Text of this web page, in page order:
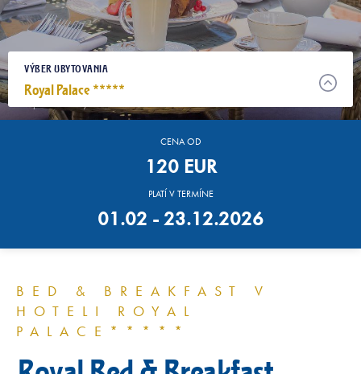
VÝBER UBYTOVANIA
Royal Palace *****
CENA OD
120 EUR
PLATÍ V TERMÍNE
01.02 - 23.12.2026
BED & BREAKFAST V
HOTELI ROYAL
PALACE*****